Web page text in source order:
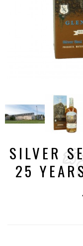
SILVER
25